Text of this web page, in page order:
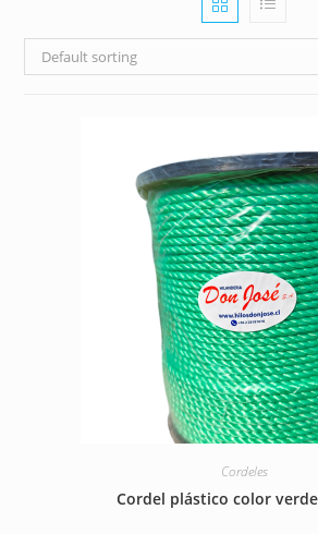
Default sorting
Cordeles
Cordel plástico color